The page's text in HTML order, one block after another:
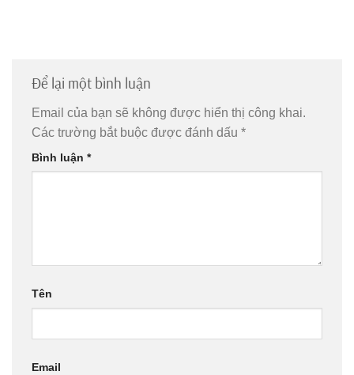
Để lại một bình luận
Email của bạn sẽ không được hiển thị công khai.
Các trường bắt buộc được đánh dấu *
Bình luận *
Tên
Email